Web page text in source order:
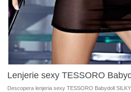
Lenjerie sexy TESSORO
Descopera lenjeria sexy TESSORO Babydoll